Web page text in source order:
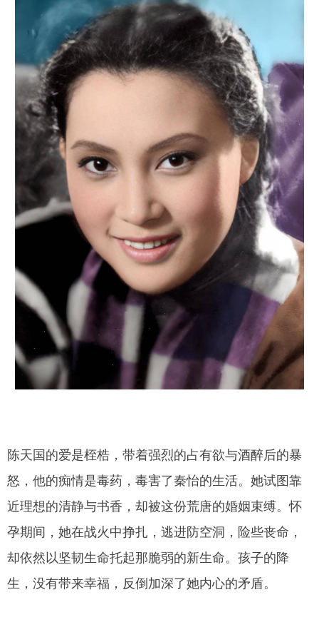
陈天国的爱是桎梏，带着强烈的占有欲与酒醉后的暴
怒，他的痴情是毒药，毒害了秦怡的生活。她试图靠
近理想的清静与书香，却被这份荒唐的婚姻束缚。怀
孕期间，她在战火中挣扎，逃进防空洞，险些丧命，
却依然以坚韧生命托起那脆弱的新生命。孩子的降
生，没有带来幸福，反倒加深了她内心的矛盾。